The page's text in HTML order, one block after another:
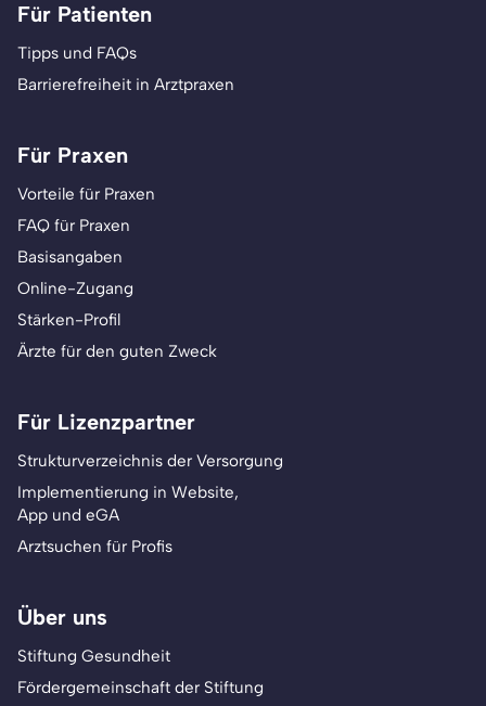
Für Patienten
Tipps und FAQs
Barrierefreiheit in Arztpraxen
Für Praxen
Vorteile für Praxen
FAQ für Praxen
Basisangaben
Online-Zugang
Stärken-Profil
Ärzte für den guten Zweck
Für Lizenzpartner
Strukturverzeichnis der Versorgung
Implementierung in Website,
App und eGA
Arztsuchen für Profis
Über uns
Stiftung Gesundheit
Fördergemeinschaft der Stiftung